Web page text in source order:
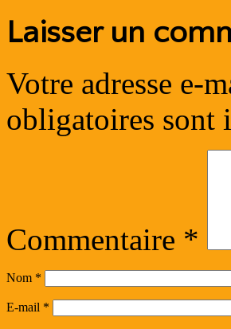
Laisser un
Votre adresse e-
obligatoires sont
Commentaire *
Nom *
E-mail *